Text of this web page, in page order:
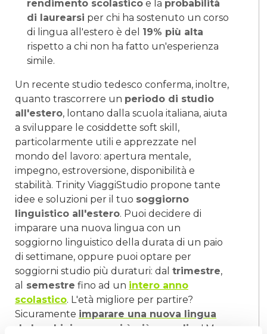
rendimento scolastico e la probabilità
di laurearsi per chi ha sostenuto un corso
di lingua all'estero è del 19% più alta
rispetto a chi non ha fatto un'esperienza
simile.
Un recente studio tedesco conferma, inoltre,
quanto trascorrere un periodo di studio
all'estero, lontano dalla scuola italiana, aiuta
a sviluppare le cosiddette soft skill,
particolarmente utili e apprezzate nel
mondo del lavoro: apertura mentale,
impegno, estroversione, disponibilità e
stabilità. Trinity ViaggiStudio propone tante
idee e soluzioni per il tuo soggiorno
linguistico all'estero. Puoi decidere di
imparare una nuova lingua con un
soggiorno linguistico della durata di un paio
di settimane, oppure puoi optare per
soggiorni studio più duraturi: dal trimestre,
al
semestre fino ad un intero anno
scolastico. L'età migliore per partire?
Sicuramente imparare una nuova lingua
da bambini o ragazzi è più semplice ! Ma